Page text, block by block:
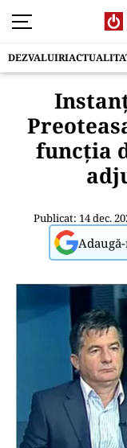
DEZVALUIRI
funcția
Publicat: 14 dec.